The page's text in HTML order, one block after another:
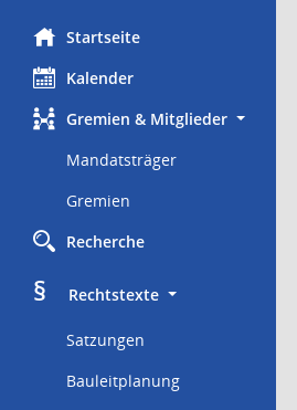
Startseite
Kalender
Gremien & Mitglieder
Mandatsträger
Gremien
Recherche
§
     Rechtstexte
Satzungen
Bauleitplanung